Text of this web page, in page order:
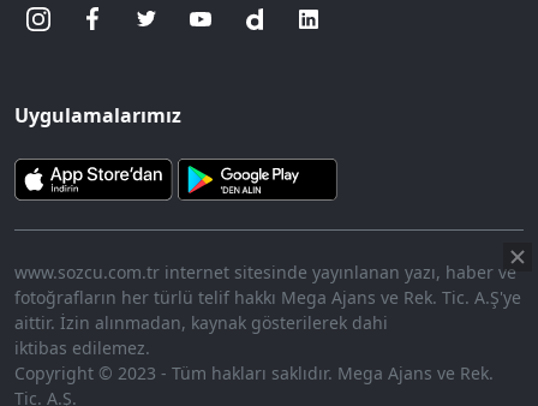
Uygulamalarımız
www.sozcu.com.tr internet sitesinde yayınlanan yazı, haber ve
fotoğrafların her türlü telif hakkı Mega Ajans ve Rek. Tic. A.Ş'ye
aittir. İzin alınmadan, kaynak gösterilerek dahi
iktibas edilemez.
Copyright © 2023 - Tüm hakları saklıdır. Mega Ajans ve Rek.
Tic. A.Ş.